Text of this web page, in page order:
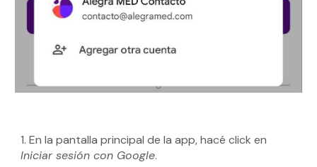
1. En la pantalla principal de la app, hacé click en
Iniciar sesión con Google.